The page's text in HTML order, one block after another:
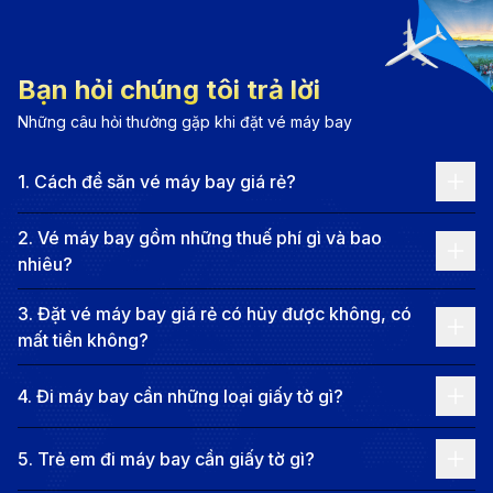
Vé máy bay từ TP. Hồ Chí Minh đi Nashville - Ngắm
Tennessee (Nguồn: Internet)
Nashville, thủ phủ của bang Tennessee, được mệnh
danh là “Thành phố âm nhạc” (Music City) – nơi vang
nước Mỹ. Từ những quán bar nhỏ trên phố Broadway
đến các sân khấu lớn như Ryman Auditorium hay
Grand Ole Opry, Nashville luôn tràn ngập âm nhạc.
Thành phố này không chỉ là cái nôi của thể loại
country mà còn là điểm đến mơ ước của những ai yêu
Bạn hỏi chúng tôi trả lời
Những câu hỏi thường gặp khi đặt vé máy bay
1. Cách để săn vé máy bay giá rẻ?
2. Vé máy bay gồm những thuế phí gì và bao
nhiêu?
3. Đặt vé máy bay giá rẻ có hủy được không, có
mất tiền không?
4. Đi máy bay cần những loại giấy tờ gì?
5. Trẻ em đi máy bay cần giấy tờ gì?